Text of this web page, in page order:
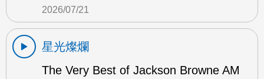
2026/07/21
星光燦爛
The Very Best of Jackson Browne AM